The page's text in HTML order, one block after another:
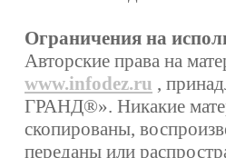
Ограничения на
Авторские права на
www.infodez.ru ,
ГРАНД®». Никакие
скопированы,
переданы или